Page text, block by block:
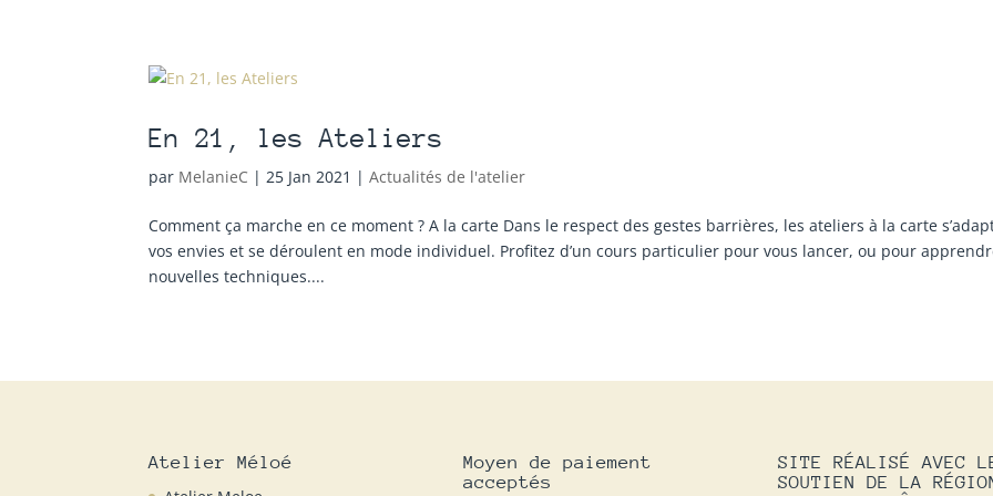
En 21, les Ateliers
par MelanieC |25 Jan 2021 |Actualités de l'atelier
Comment ça marche en ce moment ? A la carte Dans le respect des gestes barrières, les ateliers à la carte
vos envies et se déroulent en mode individuel. Profitez d’un cours particulier pour vous lancer, ou pour
nouvelles techniques....
Atelier Méloé
Moyen de paiement
acceptés
SITE RÉALISÉ AVEC
SOUTIEN DE LA